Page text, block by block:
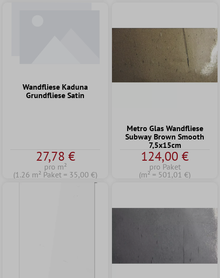
Wandfliese Kaduna
Grundfliese Satin
27,78 €
pro m²
(1.26 m² Paket = 35,00 €)
Metro Glas Wandfliese
Subway Brown Smooth
7,5x15cm
124,00 €
pro Paket
(m² = 501,01 €)